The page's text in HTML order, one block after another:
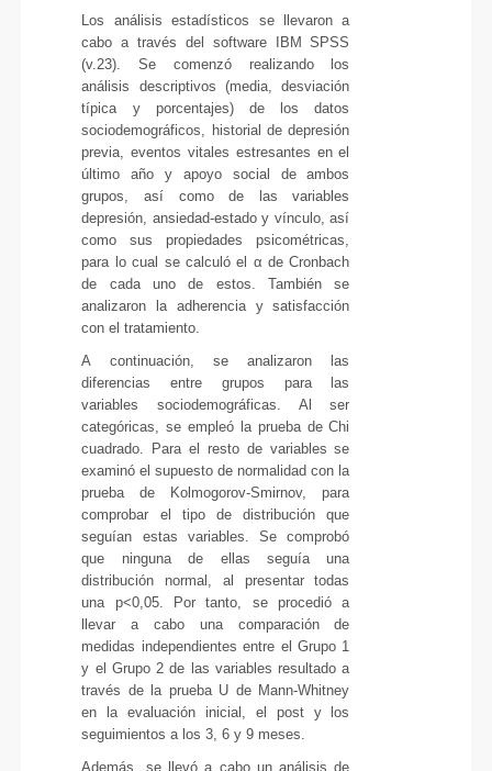
Los análisis estadísticos se llevaron a
cabo a través del software IBM SPSS
(v.23). Se comenzó realizando los
análisis descriptivos (media, desviación
típica y porcentajes) de los datos
sociodemográficos, historial de depresión
previa, eventos vitales estresantes en el
último año y apoyo social de ambos
grupos, así como de las variables
depresión, ansiedad-estado y vínculo, así
como sus propiedades psicométricas,
para lo cual se calculó el α de Cronbach
de cada uno de estos. También se
analizaron la adherencia y satisfacción
con el tratamiento.
A continuación, se analizaron las
diferencias entre grupos para las
variables sociodemográficas. Al ser
categóricas, se empleó la prueba de Chi
cuadrado. Para el resto de variables se
examinó el supuesto de normalidad con la
prueba de Kolmogorov-Smirnov, para
comprobar el tipo de distribución que
seguían estas variables. Se comprobó
que ninguna de ellas seguía una
distribución normal, al presentar todas
una p<0,05. Por tanto, se procedió a
llevar a cabo una comparación de
medidas independientes entre el Grupo 1
y el Grupo 2 de las variables resultado a
través de la prueba U de Mann-Whitney
en la evaluación inicial, el post y los
seguimientos a los 3, 6 y 9 meses.
Además, se llevó a cabo un análisis de